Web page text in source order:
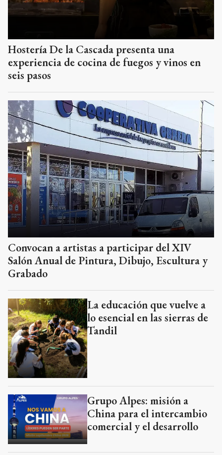
Hostería De la Cascada presenta una
experiencia de cocina de fuegos y vinos en
seis pasos
Convocan a artistas a participar del XIV
Salón Anual de Pintura, Dibujo, Escultura y
Grabado
La educación que vuelve a
lo esencial en las sierras de
Tandil
Grupo Alpes: misión a
China para el intercambio
comercial y el desarrollo